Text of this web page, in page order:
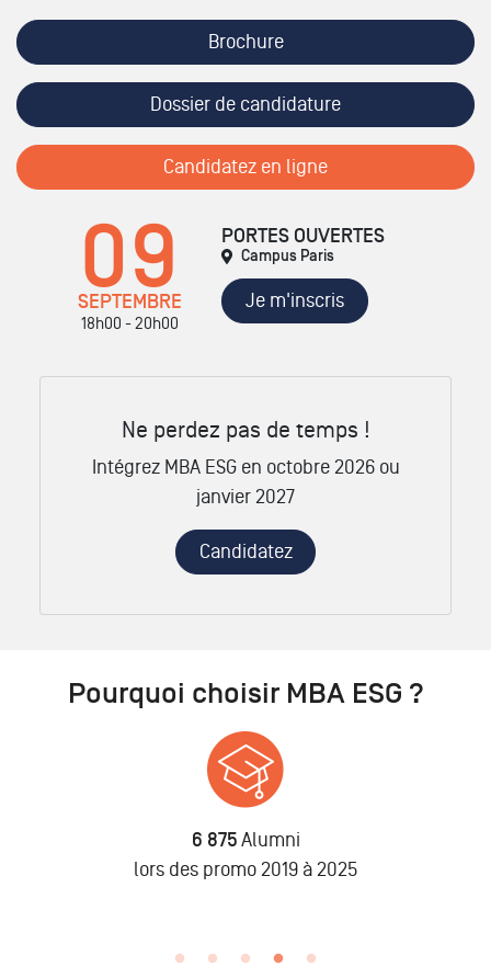
Brochure
Dossier de candidature
Candidatez en ligne
09
SEPTEMBRE
18h00 - 20h00
PORTES OUVERTES
Campus Paris
Je m'inscris
Ne perdez pas de temps !
Intégrez MBA ESG en octobre 2026 ou
janvier 2027
Candidatez
Pourquoi choisir MBA ESG ?
6 875 Alumni
lors des promo 2019 à 2025